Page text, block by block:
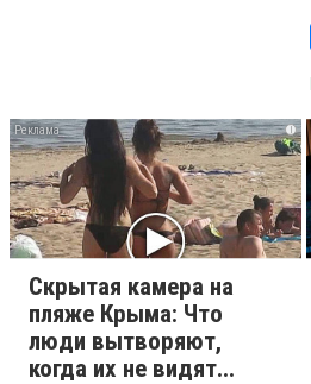
i
Скрытая камера на
пляже Крыма: Что
люди вытворяют,
когда их не видят...